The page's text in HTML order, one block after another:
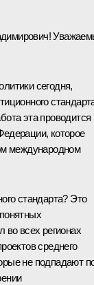
сегодня,
эта проводится
которое
международном
стандарта? Это
во всех регионах
среднего
не подпадают